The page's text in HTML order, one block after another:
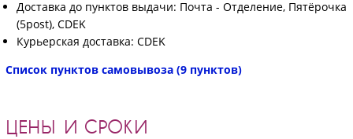
Доставка до пунктов выдачи: Почта - Отделение, Пятёрочка
(5post), CDEK
Курьерская доставка: CDEK
Список пунктов самовывоза (9 пунктов)
ЦЕНЫ И СРОКИ